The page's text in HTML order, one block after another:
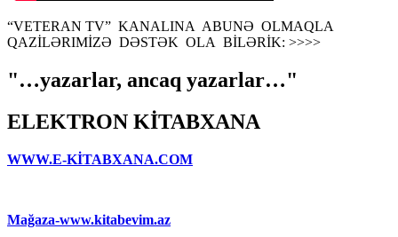
“VETERAN TV” KANALINA ABUNƏ OLMAQLA
QAZİLƏRIMİZƏ DƏSTƏK OLA BİLƏRİK: >>>>
"…yazarlar, ancaq yazarlar…"
ELEKTRON KİTABXANA
WWW.E-KİTABXANA.COM
Mağaza-www.kitabevim.az